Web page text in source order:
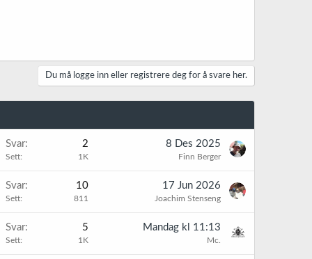
Du må logge inn eller registrere deg for å svare her.
Svar 2
Sett 1K
8 Des 2025
Finn Berger
Svar 10
Sett 811
17 Jun 2026
Joachim Stenseng
Svar 5
Sett 1K
Mandag kl 11:13
Mc.